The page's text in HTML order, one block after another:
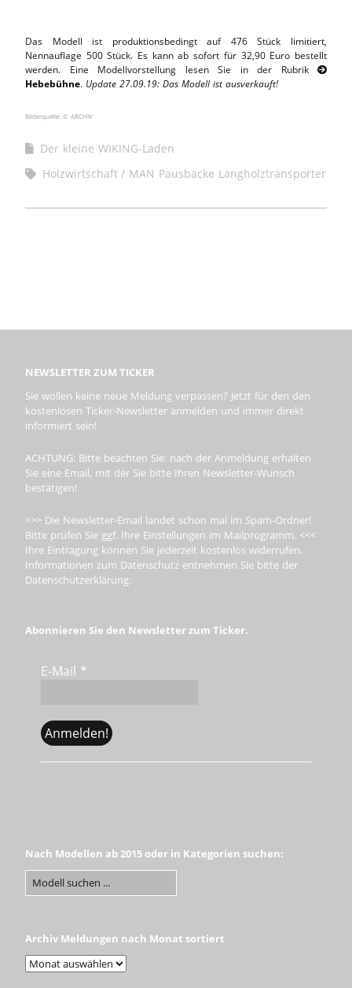
Das Modell ist produktionsbedingt auf 476 Stück limitiert,
Nennauflage 500 Stück. Es kann ab sofort für 32,90 Euro bestellt
werden. Eine Modellvorstellung lesen Sie in der Rubrik

Hebebühne. Update 27.09.19: Das Modell ist ausverkauft!
Bilderquelle: © ARCHIV
Der kleine WIKING-Laden
Holzwirtschaft
MAN Pausbacke Langholztransporter
NEWSLETTER ZUM TICKER
Sie wollen keine neue Meldung verpassen? Jetzt für den den
kostenlosen Ticker-Newsletter anmelden und immer direkt
informiert sein!
ACHTUNG: Bitte beachten Sie: nach der Anmeldung erhalten
Sie eine Email, mit der Sie bitte Ihren Newsletter-Wunsch
bestätigen!
>>> Die Newsletter-Email landet schon mal im Spam-Ordner!
Bitte prüfen Sie ggf. Ihre Einstellungen im Mailprogramm. <<<
Ihre Eintragung können Sie jederzeit kostenlos widerrufen.
Informationen zum Datenschutz entnehmen Sie bitte der
Datenschutzerklärung.
Abonnieren Sie den Newsletter zum Ticker.
E-Mail *
Nach Modellen ab 2015 oder in Kategorien suchen:
Archiv Meldungen nach Monat sortiert